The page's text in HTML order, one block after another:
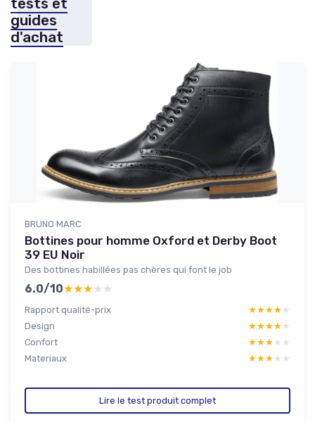
tests et
guides
d'achat
BRUNO MARC
Bottines pour homme Oxford et Derby Boot
39 EU Noir
Des bottines habillées pas chères qui font le job
6.0/10★★★★★
★★★★★
Rapport qualité-prix ★★★★★
★★★★★
Design
★★★★★
★★★★★
Confort
★★★★★
★★★★★
Materiaux
★★★★★
★★★★★
Lire le test produit complet